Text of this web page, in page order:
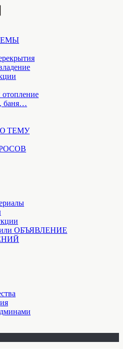
баня…
ТЕМУ
ОБЪЯВЛЕНИЕ